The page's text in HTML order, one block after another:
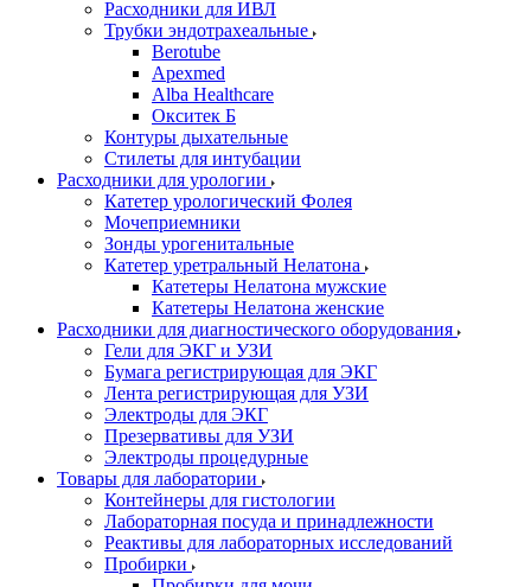
Расходники для ИВЛ
Трубки эндотрахеальные
Berotube
Apexmed
Alba Healthcare
Окситек Б
Контуры дыхательные
Стилеты для интубации
Расходники для урологии
Катетер урологический Фолея
Мочеприемники
Зонды урогенитальные
Катетер уретральный Нелатона
Катетеры Нелатона мужские
Катетеры Нелатона женские
Расходники для диагностического оборудования
Гели для ЭКГ и УЗИ
Бумага регистрирующая для ЭКГ
Лента регистрирующая для УЗИ
Электроды для ЭКГ
Презервативы для УЗИ
Электроды процедурные
Товары для лаборатории
Контейнеры для гистологии
Лабораторная посуда и принадлежности
Реактивы для лабораторных исследований
Пробирки